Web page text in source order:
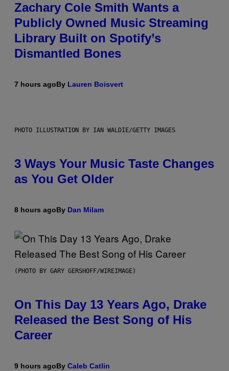
Zachary Cole Smith Wants a
Publicly Owned Music Streaming
Library Built on Spotify’s
Dismantled Bones
7 hours agoBy Lauren Boisvert
PHOTO ILLUSTRATION BY IAN WALDIE/GETTY IMAGES
3 Ways Your Music Taste Changes
as You Get Older
8 hours agoBy Dan Milam
(PHOTO BY GARY GERSHOFF/WIREIMAGE)
On This Day 13 Years Ago, Drake
Released the Best Song of His
Career
9 hours agoBy Caleb Catlin